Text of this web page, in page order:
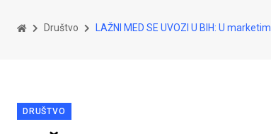
Društvo LAŽNI MED SE UVOZI U BIH: U
DRUŠTVO